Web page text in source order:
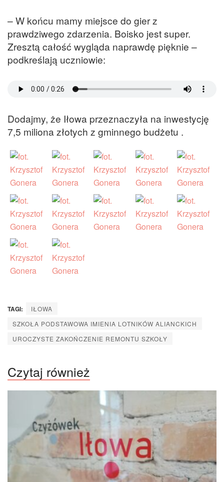
– W końcu mamy miejsce do gier z
prawdziwego zdarzenia. Boisko jest super.
Zresztą całość wygląda naprawdę pięknie –
podkreślają uczniowie:
Dodajmy, że Iłowa przeznaczyła na inwestycję
7,5 miliona złotych z gminnego budżetu .
TAGI:
IŁOWA
SZKOŁA PODSTAWOWA IMIENIA LOTNIKÓW ALIANCKICH
UROCZYSTE ZAKOŃCZENIE REMONTU SZKOŁY
Czytaj również